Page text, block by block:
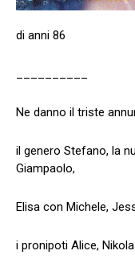
di anni 86
Ne danno il triste
il genero Stefano, la
Giampaolo,
Elisa con Michele,
i pronipoti Alice,